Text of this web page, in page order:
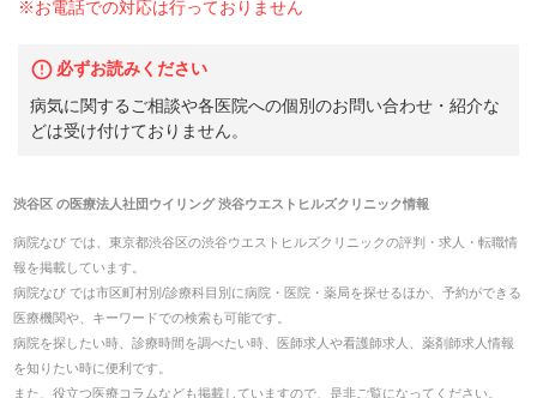
※お電話での対応は行っておりません
必ずお読みください
病気に関するご相談や各医院への個別のお問い合わせ・紹介な
どは受け付けておりません。
渋谷区の医療法人社団ウイリング 渋谷ウエストヒルズクリニック情報
病院なび では、 東京都渋谷区の渋谷ウエストヒルズクリニックの評判・求人・転職情
報を掲載しています。
病院なび では市区町村別/診療科目別に病院・医院・薬局を探せるほか、予約ができる
医療機関や、キーワードでの検索も可能です。
病院を探したい時、診療時間を調べたい時、医師求人や看護師求人、薬剤師求人情報
を知りたい時に便利です。
また、役立つ医療コラムなども掲載していますので、是非ご覧になってください。